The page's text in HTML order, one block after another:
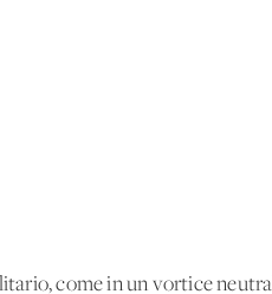
come in un vortice